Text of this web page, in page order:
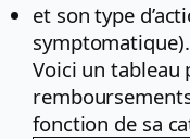
et son type
symptomatique).
Voici un tableau
fonction de sa